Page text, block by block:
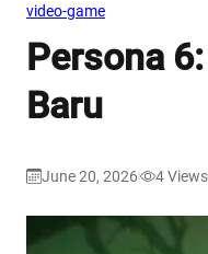
video-game
Persona
Baru
June 20, 2026 4Views